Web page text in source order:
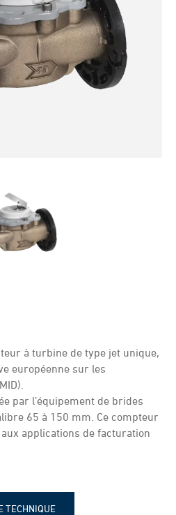
à turbine de type jet unique,
européenne sur les
par l’équipement de brides
65 à 150 mm. Ce compteur
applications de facturation
TECHNIQUE